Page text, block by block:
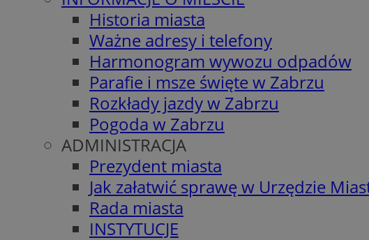
Historia miasta
Ważne adresy i telefony
Harmonogram wywozu odpadów
Parafie i msze święte w Zabrzu
Rozkłady jazdy w Zabrzu
Pogoda w Zabrzu
ADMINISTRACJA
Prezydent miasta
Jak załatwić sprawę w Urzędzie
Rada miasta
INSTYTUCJE